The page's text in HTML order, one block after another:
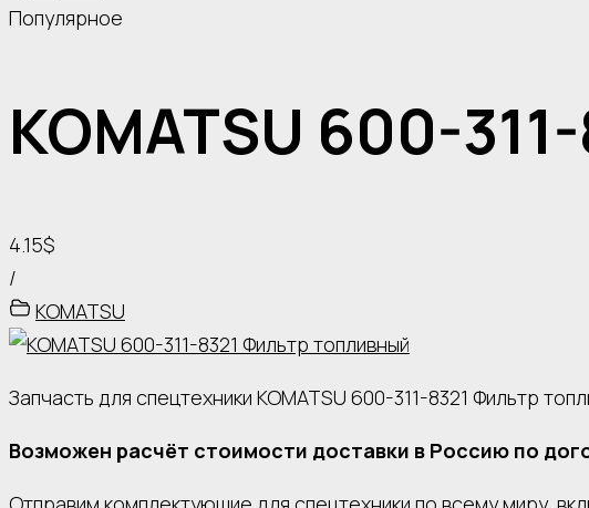
Популярное
KOMATSU 600-
4.15$
/
KOMATSU
Запчасть для спецтехники KOMATSU 600-311-8321 Фильтр
Возможен расчёт стоимости доставки в Россию по